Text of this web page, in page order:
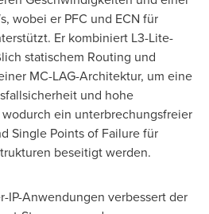
wobei er PFC und ECN für
Er kombiniert L3-Lite-
statischem Routing und
MC-LAG-Architektur, um eine
und hohe
ein unterbrechungsfreier
Single Points of Failure für
beseitigt werden.
IP-Anwendungen verbessert der